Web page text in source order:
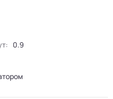
0.9